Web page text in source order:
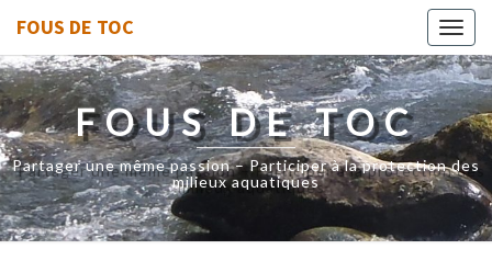
FOUS DE TOC
FOUS DE TOC
Partager une même passion – Participer à la protection des
milieux aquatiques